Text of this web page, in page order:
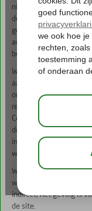
niet (meer) correct is.
de eventuele schade
gegevens uit de door
advertenties en overige
betrekking tot de aard
Wij aanvaarden geen
aard dan ook, ontstaan
ons. Wij behouden het
redenen, aangeboden
Corendon kan niet
door reizigers op basis
informatie daar niet
worden gebruikt.
Wij kunnen geen
website, noch
indirect, het gevolg is
de site.